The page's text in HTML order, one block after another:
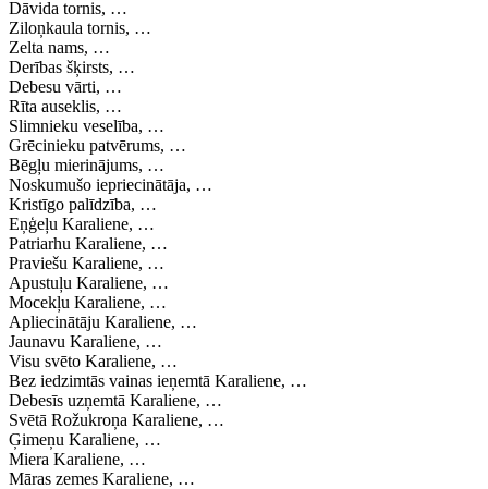
Dāvida tornis, …
Ziloņkaula tornis, …
Zelta nams, …
Derības šķirsts, …
Debesu vārti, …
Rīta auseklis, …
Slimnieku veselība, …
Grēcinieku patvērums, …
Bēgļu mierinājums, …
Noskumušo iepriecinātāja, …
Kristīgo palīdzība, …
Eņģeļu Karaliene, …
Patriarhu Karaliene, …
Praviešu Karaliene, …
Apustuļu Karaliene, …
Mocekļu Karaliene, …
Apliecinātāju Karaliene, …
Jaunavu Karaliene, …
Visu svēto Karaliene, …
Bez iedzimtās vainas ieņemtā Karaliene, …
Debesīs uzņemtā Karaliene, …
Svētā Rožukroņa Karaliene, …
Ģimeņu Karaliene, …
Miera Karaliene, …
Māras zemes Karaliene, …